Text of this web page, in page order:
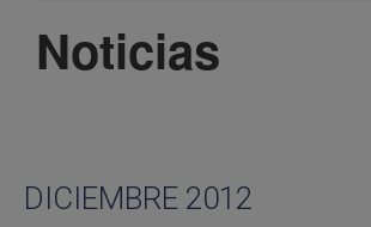
Noticias
DICIEMBRE 2012